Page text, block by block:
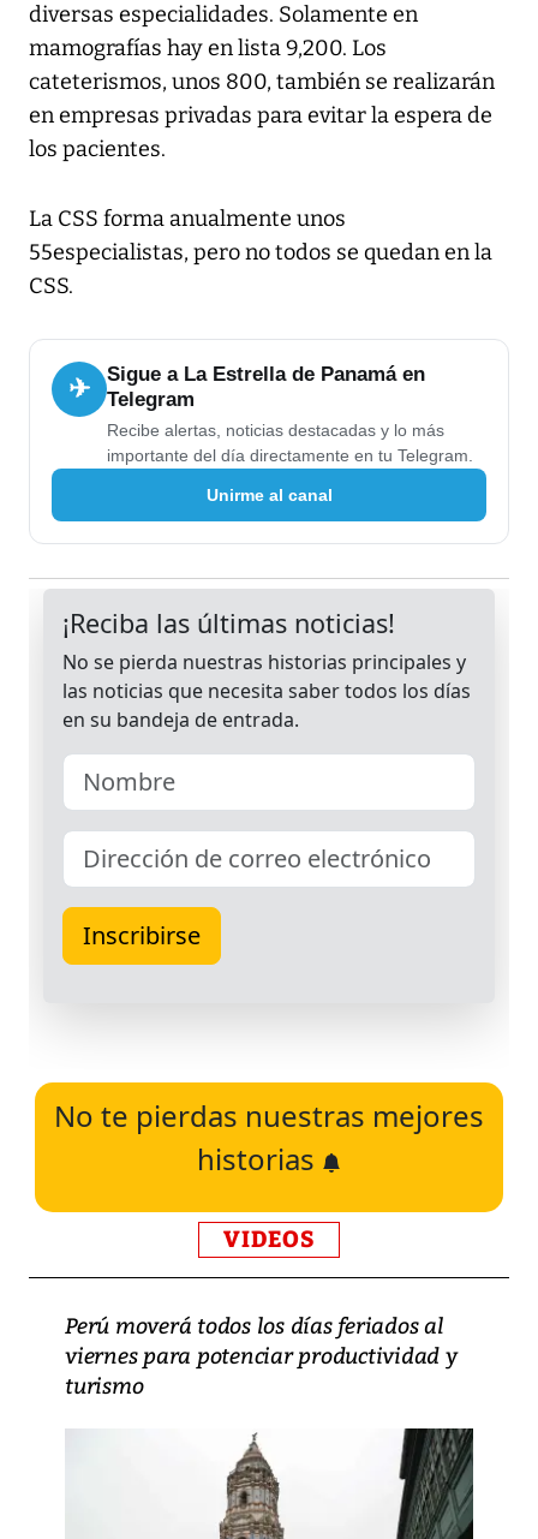
diversas especialidades. Solamente en
mamografías hay en lista 9,200. Los
cateterismos, unos 800, también se realizarán
en empresas privadas para evitar la espera de
los pacientes.
La CSS forma anualmente unos
55especialistas, pero no todos se quedan en la
CSS.
✈
Sigue a La Estrella de Panamá en
Telegram
Recibe alertas, noticias destacadas y lo más
importante del día directamente en tu Telegram.
Unirme al canal
No te pierdas nuestras mejores
historias
VIDEOS
Perú moverá todos los días feriados al
viernes para potenciar productividad y
turismo